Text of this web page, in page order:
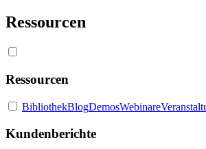
Ressourcen
Ressourcen
BibliothekBlogDemosWebinare
Kundenberichte